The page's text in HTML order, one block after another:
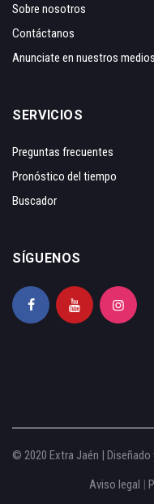
Sobre nosotros
Contáctanos
Anunciate en nuestros medios
SERVICIOS
Preguntas frecuentes
Pronóstico del tiempo
Buscador
SÍGUENOS
© 2020 Extra Jaén | Diseñado
Aviso legal |